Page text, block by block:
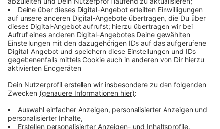
außerdem eine neue Kunstausstellung in Bergisch
Neukirchen geöffnet. In der TUM-Art-Galerie
präsentieren sieben Künstlerinnen aus Leverkusen und
Burscheid ihre Werke.Alle Veranstaltungen mit mehr
Infos bekommt ihr auch hier.
Mehr Meldungen aus Leverkusen
Anzeige